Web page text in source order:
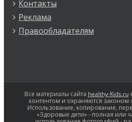
Контакты
Реклама
Правообладателям
Все материалы сайта healthy-Kids.ru
контентом и охраняются законом
Использование, копирование,
«Здоровые дети» - полная или